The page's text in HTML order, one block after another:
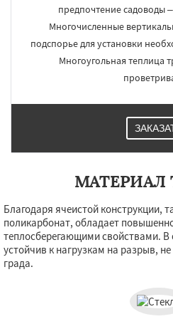
предпочтение садоводы
Многочисленные
подспорье для установки
Многоугольная теплица
МАТЕРИАЛ
Благодаря ячеистой конструкции,
поликарбонат, обладает
теплосберегающими свойствами. В
устойчив к нагрузкам на разрыв,
града.